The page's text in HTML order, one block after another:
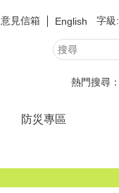
意見信箱 English 字級:
熱門搜尋：
防災專區